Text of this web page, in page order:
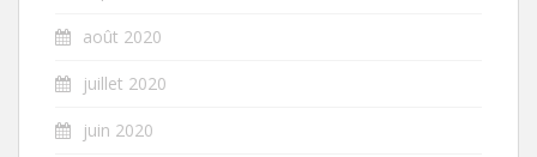
août 2020
juillet 2020
juin 2020